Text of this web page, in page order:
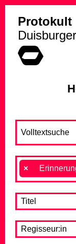
Protokult
×
Titel
Regisseur:in